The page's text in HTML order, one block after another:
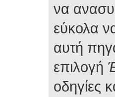
να
εύκολα
αυτή
επιλογή
οδηγίες